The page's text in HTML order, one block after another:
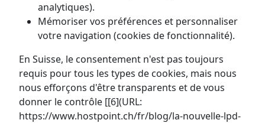
analytiques).
Mémoriser vos préférences et personnaliser
votre navigation (cookies de fonctionnalité).
En Suisse, le consentement n'est pas toujours
requis pour tous les types de cookies, mais nous
nous efforçons d'être transparents et de vous
donner le contrôle [[6](URL:
https://www.hostpoint.ch/fr/blog/la-nouvelle-lpd-